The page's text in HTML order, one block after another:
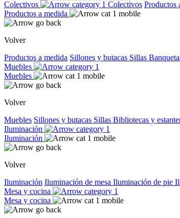
Colectivos Colectivos Productos
Productos a medida
Volver
Productos a medida Sillones y butacas Sillas
Muebles
Muebles
Volver
Muebles Sillones y butacas Sillas Bibliotecas y
Iluminación
Iluminación
Volver
Iluminación Iluminación de mesa Iluminación de pie
Mesa y cocina
Mesa y cocina